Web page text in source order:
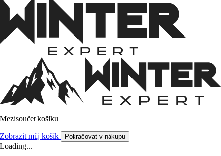
Mezisoučet košíku
Zobrazit můj košík Pokračovat v nákupu
Loading...